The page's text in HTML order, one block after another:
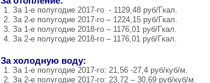
За 1-е полугодие 2017-го - 1129,48 руб/Гкал.
За 2-е полугодие 2017-го – 1224,15 руб/Гкал.
За 1-е полугодие 2018-го – 1176,01 руб/Гкал.
За 2-е полугодие 2018-го – 1176,01 руб/Гкал.
За холодную воду:
За 1-е полугодие 2017-го: 21,56 -27,4 руб/куб/м.
За 2-е полугодие 2017-го: 23,72 – 30,69 руб/куб/м.